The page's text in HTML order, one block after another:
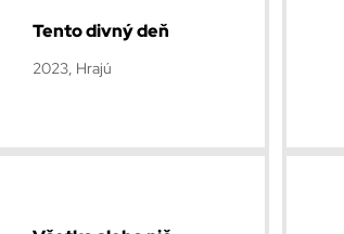
Tento divný deň
2023, Hrajú